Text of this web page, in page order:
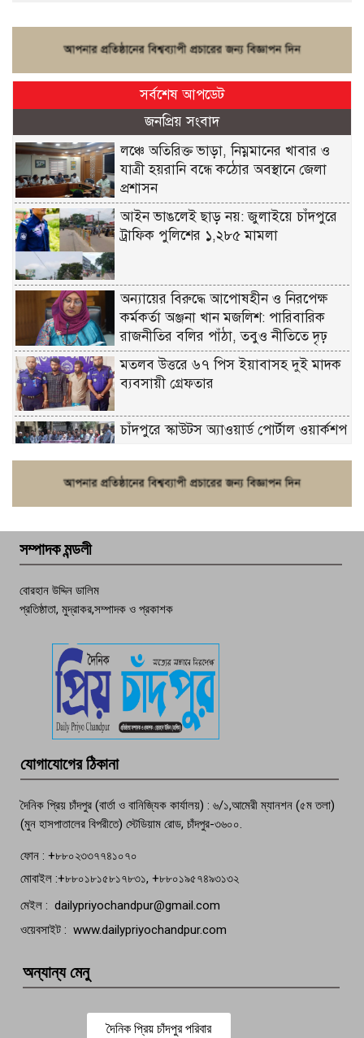
সর্বশেষ আপডেট
জনপ্রিয় সংবাদ
লঞ্চে অতিরিক্ত ভাড়া, নিম্নমানের খাবার ও
যাত্রী হয়রানি বন্ধে কঠোর অবস্থানে জেলা
প্রশাসন
আইন ভাঙলেই ছাড় নয়: জুলাইয়ে চাঁদপুরে
ট্রাফিক পুলিশের ১,২৮৫ মামলা
অন্যায়ের বিরুদ্ধে আপোষহীন ও নিরপেক্ষ
কর্মকর্তা অঞ্জনা খান মজলিশ: পারিবারিক
রাজনীতির বলির পাঁঠা, তবুও নীতিতে দৃঢ়
মতলব উত্তরে ৬৭ পিস ইয়াবাসহ দুই মাদক
ব্যবসায়ী গ্রেফতার
চাঁদপুরে স্কাউটস অ্যাওয়ার্ড পোর্টাল ওয়ার্কশপ
পচা দুর্গন্ধে ৯৯৯-এ ফোন, ফরিদগঞ্জে
তরুণের অর্ধগলিত লাশ উদ্ধার
বেঁচে নেই, বিভিন্ন সংগঠনের শোক
সম্পাদক মন্ডলী
বোরহান উদ্দিন ডালিম
প্রতিষ্ঠাতা, মুদ্রাকর,সম্পাদক ও প্রকাশক
যোগাযোগের ঠিকানা
দৈনিক প্রিয় চাঁদপুর (বার্তা ও বানিজ্যিক কার্যালয়) : ৬/১,আমেরী ম্যানশন (৫ম তলা)
(মুন হাসপাতালের বিপরীতে) স্টেডিয়াম রোড, চাঁদপুর-৩৬০০.
ফোন : +৮৮০২৩৩৭৭৪১০৭০
মোবাইল :+৮৮০১৮১৫৮১৭৮৩১, +৮৮০১৯৫৭৪৯৩১৩২
মেইল : dailypriyochandpur@gmail.com
ওয়েবসাইট : www.dailypriyochandpur.com
অন্যান্য মেনু
দৈনিক প্রিয় চাঁদপুর পরিবার